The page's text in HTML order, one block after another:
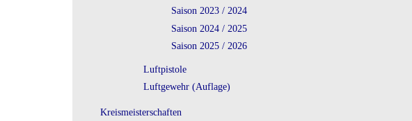
Saison 2023 / 2024
Saison 2024 / 2025
Saison 2025 / 2026
Luftpistole
Luftgewehr (Auflage)
Kreismeisterschaften